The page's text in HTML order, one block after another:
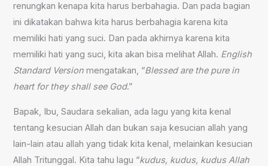
renungkan kenapa kita harus berbahagia. Dan pada bagian
ini dikatakan bahwa kita harus berbahagia karena kita
memiliki hati yang suci. Dan pada akhirnya karena kita
memiliki hati yang suci, kita akan bisa melihat Allah. English
Standard Version mengatakan, “Blessed are the pure in
heart for they shall see God.”
Bapak, Ibu, Saudara sekalian, ada lagu yang kita kenal
tentang kesucian Allah dan bukan saja kesucian allah yang
lain-lain atau allah yang tidak kita kenal, melainkan kesucian
Allah Tritunggal. Kita tahu lagu “kudus, kudus, kudus Allah